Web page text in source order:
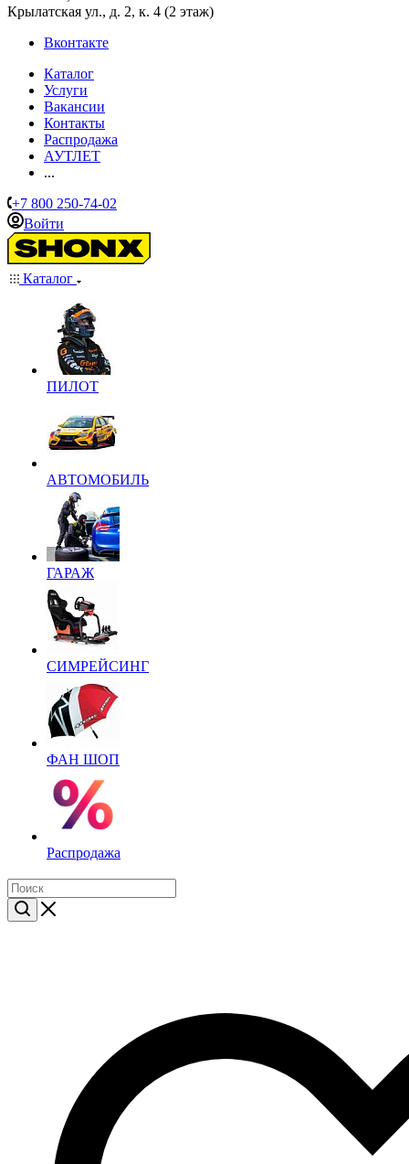
Крылатская ул., д. 2, к. 4 (2 этаж)
Вконтакте
Каталог
Услуги
Вакансии
Контакты
Распродажа
АУТЛЕТ
...
+7 800 250-74-02
Войти
Каталог
ПИЛОТ
АВТОМОБИЛЬ
ГАРАЖ
СИМРЕЙСИНГ
ФАН ШОП
Распродажа